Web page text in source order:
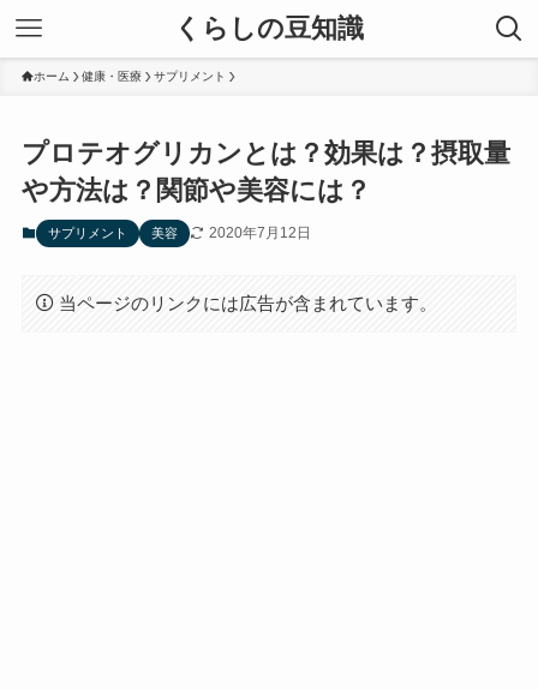
くらしの豆知識
ホーム 健康・医療 サプリメント
プロテオグリカンとは？効果は？摂取量
や方法は？関節や美容には？
サプリメント 美容 2020年7月12日
当ページのリンクには広告が含まれています。